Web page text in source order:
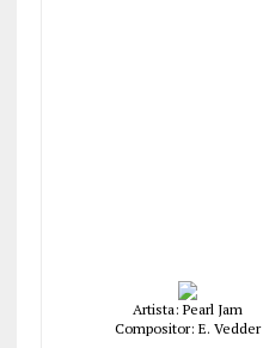
Artista: Pearl Jam
Compositor: E. Vedder